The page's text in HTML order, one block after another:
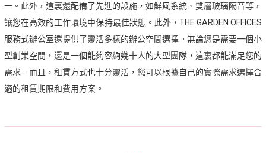
一。此外，這裏還配備了先進的設施，如鮮風系統、雙層玻璃隔音等，
讓您在高效的工作環境中保持最佳狀態。此外，THE GARDEN OFFICES
服務式辦公室還提供了靈活多樣的辦公空間選擇。無論您是需要一個小
型創業空間，還是一個能夠容納幾十人的大型團隊，這裏都能滿足您的
需求。而且，租賃方式也十分靈活，您可以根據自己的實際需求選擇合
適的租賃期限和費用方案。